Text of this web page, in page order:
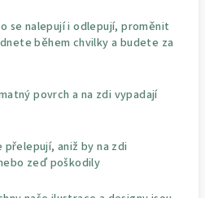
se nalepují i odlepují, proměnit
během chvilky a budete za
povrch a na zdi vypadají
přelepují, aniž by na zdi
zeď poškodily